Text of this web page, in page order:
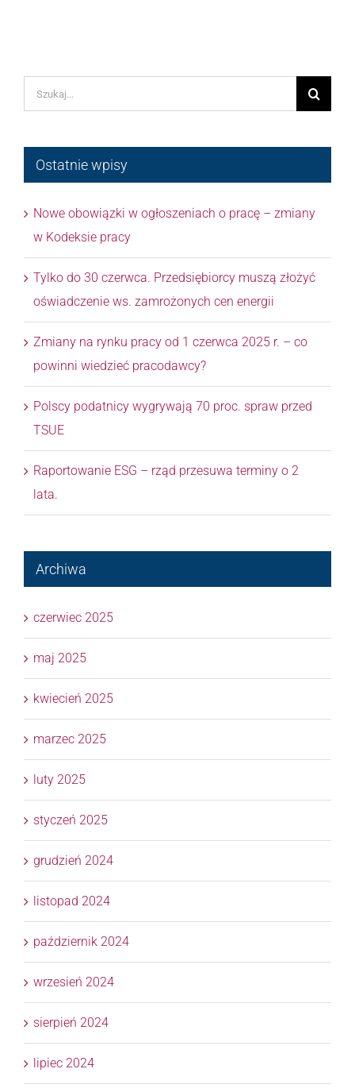
Szukaj
Ostatnie wpisy
Nowe obowiązki w ogłoszeniach o pracę – zmiany
w Kodeksie pracy
Tylko do 30 czerwca. Przedsiębiorcy muszą złożyć
oświadczenie ws. zamrożonych cen energii
Zmiany na rynku pracy od 1 czerwca 2025 r. – co
powinni wiedzieć pracodawcy?
Polscy podatnicy wygrywają 70 proc. spraw przed
TSUE
Raportowanie ESG – rząd przesuwa terminy o 2
lata.
Archiwa
czerwiec 2025
maj 2025
kwiecień 2025
marzec 2025
luty 2025
styczeń 2025
grudzień 2024
listopad 2024
październik 2024
wrzesień 2024
sierpień 2024
lipiec 2024